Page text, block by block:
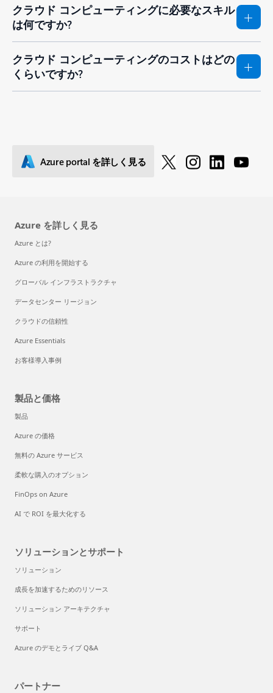
クラウド コンピューティングに必要なスキル
は何ですか?
クラウド コンピューティングのコストはどの
くらいですか?
Azure portal を詳しく見る
Azure を詳しく見る
Azure とは?
Azure の利用を開始する
グローバル インフラストラクチャ
データセンター リージョン
クラウドの信頼性
Azure Essentials
お客様導入事例
製品と価格
製品
Azure の価格
無料の Azure サービス
柔軟な購入のオプション
FinOps on Azure
AI で ROI を最大化する
ソリューションとサポート
ソリューション
成長を加速するためのリソース
ソリューション アーキテクチャ
サポート
Azure のデモとライブ Q&A
パートナー